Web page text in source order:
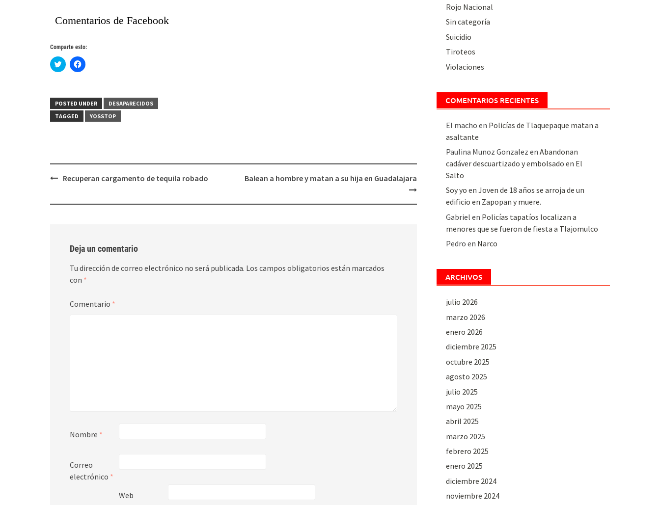
Comentarios de Facebook
Comparte esto:
Haz
clic
(Se
abre
en
una
Haz
clic
(Se
abre
una
POSTED UNDER
DESAPARECIDOS
TAGGED
YOSSTOP
PostRecuperan cargamento de tequila robado Balean a hombre y matan a su hija en Guadalajara
Deja un comentario
Tu dirección de correo electrónico no será publicada. Los campos obligatorios están marcados
con *
Comentario *
Nombre *
Correo
electrónico *
Web
Rojo Nacional
Sin categoría
Suicidio
Tiroteos
Violaciones
COMENTARIOS RECIENTES
El macho en Policías de Tlaquepaque matan a
asaltante
Paulina Munoz Gonzalez en Abandonan
cadáver descuartizado y embolsado en El
Salto
Soy yo en Joven de 18 años se arroja de un
edificio en Zapopan y muere.
Gabriel en Policías tapatíos localizan a
menores que se fueron de fiesta a Tlajomulco
Pedro en Narco
ARCHIVOS
julio 2026
marzo 2026
enero 2026
diciembre 2025
octubre 2025
agosto 2025
julio 2025
mayo 2025
abril 2025
marzo 2025
febrero 2025
enero 2025
diciembre 2024
noviembre 2024